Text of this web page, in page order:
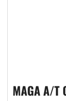
MAGA A/T